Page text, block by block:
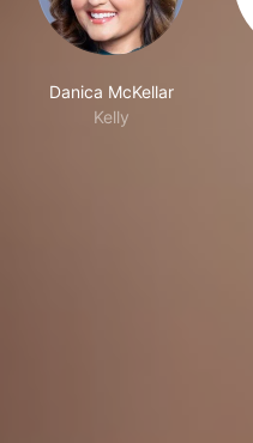
Danica McKellar
Kelly